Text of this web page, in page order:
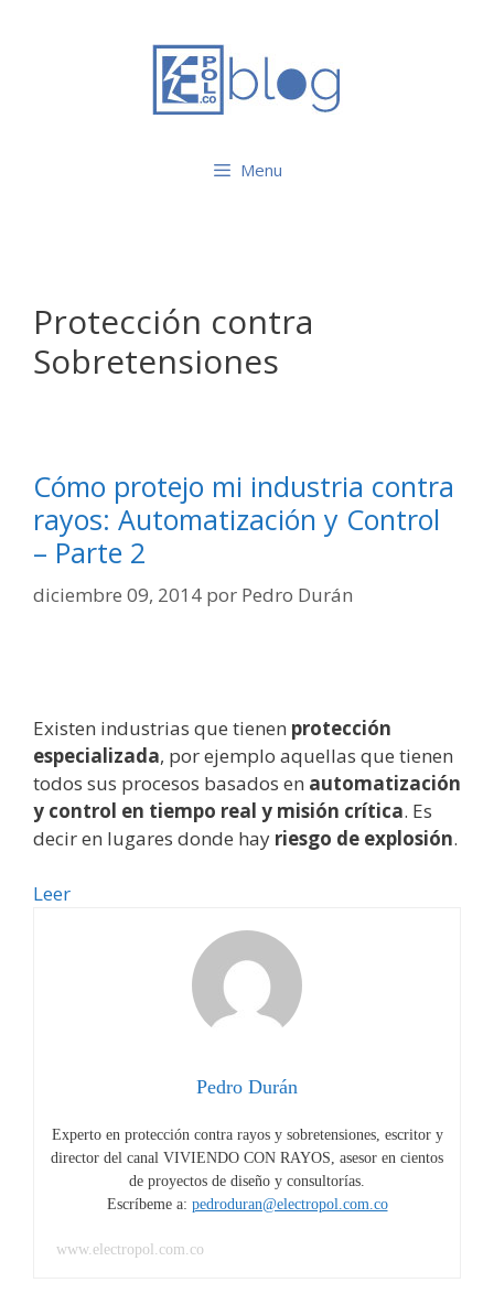
Menu
Protección contra
Sobretensiones
Cómo protejo mi industria contra
rayos: Automatización y Control
– Parte 2
diciembre 09, 2014 por Pedro Durán
Existen industrias que tienen protección
especializada, por ejemplo aquellas que tienen
todos sus procesos basados en automatización
y control en tiempo real y misión crítica. Es
decir en lugares donde hay riesgo de explosión.
LeerCómo
–
Parte
Pedro Durán
Experto en protección contra rayos y sobretensiones, escritor y
director del canal VIVIENDO CON RAYOS, asesor en cientos
de proyectos de diseño y consultorías.
Escríbeme a: pedroduran@electropol.com.co
www.electropol.com.co